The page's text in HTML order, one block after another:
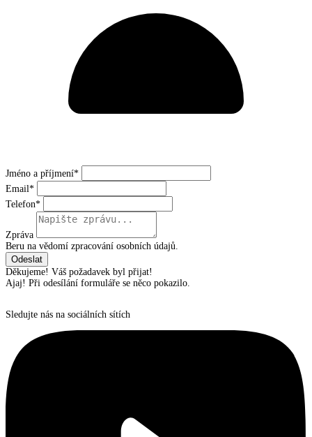
Jméno a příjmení*
Email*
Telefon*
Zpráva
Beru na vědomí zpracování osobních údajů.
Děkujeme! Váš požadavek byl přijat!
Ajaj! Při odesílání formuláře se něco pokazilo.
Sledujte nás na sociálních sítích